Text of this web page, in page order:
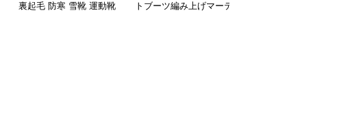
裏起毛 防寒 雪靴 運動靴
トブーツ編み上げマーテ